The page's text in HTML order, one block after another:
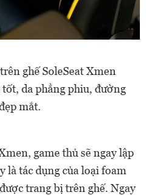
ghế SoleSeat Xmen
da phẳng phiu, đường
mắt.
game thủ sẽ ngay lập
là tác dụng của loại foam
trang bị trên ghế. Ngay